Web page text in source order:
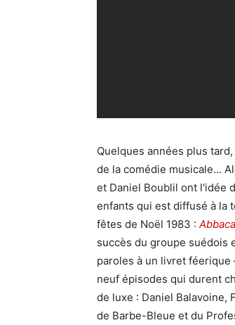
Quelques années plus
de la comédie musicale...
et Daniel Boublil ont l'idée
enfants qui est diffusé à la
fêtes de Noël 1983 :
succès du groupe suédois
paroles à un livret féerique
neuf épisodes qui durent
de luxe : Daniel Balavoine,
de Barbe-Bleue et du